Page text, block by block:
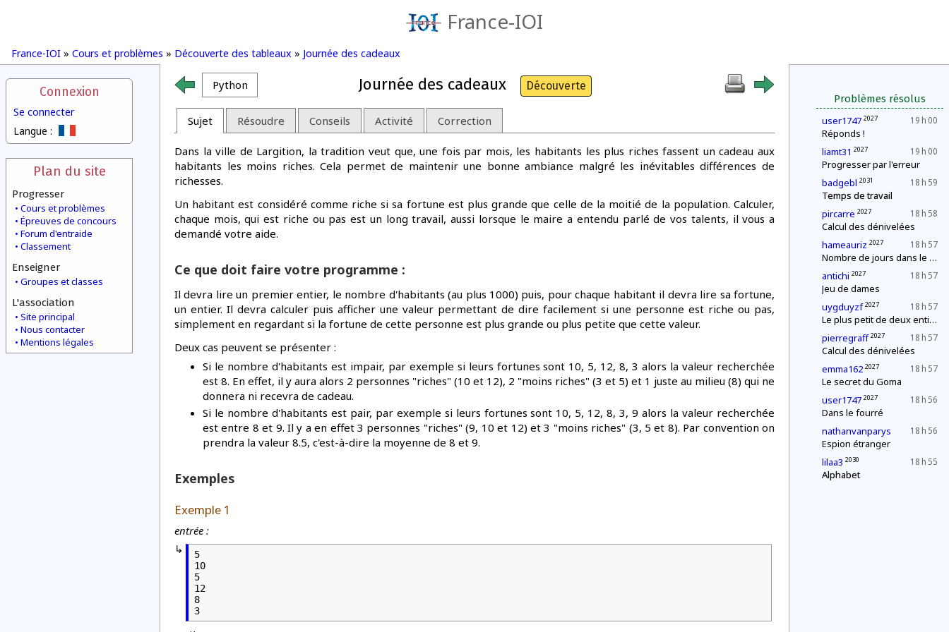
France-IOI
France-IOI » Cours et problèmes » Découverte des tableaux » Journée des cadeaux
Connexion
Se connecter
Langue :
Plan du site
Progresser
Cours et problèmes
Épreuves de concours
Forum d'entraide
Classement
Enseigner
Groupes et classes
L'association
Site principal
Nous contacter
Mentions légales
Problèmes résolus
19 h 00
user1747 2027
Réponds !
19 h 00
liamt31 2027
Progresser par l'erreur
18 h 59
badgebl 2031
Temps de travail
18 h 58
pircarre 2027
Calcul des dénivelées
18 h 57
hameauriz 2027
Nombre de jours dans le mois
18 h 57
antichi 2027
Jeu de dames
18 h 57
uygduyzf 2027
Le plus petit de deux entiers
18 h 57
pierregraff 2027
Calcul des dénivelées
18 h 57
emma162 2027
Le secret du Goma
18 h 56
user1747 2027
Dans le fourré
18 h 56
nathanvanparys
Espion étranger
18 h 55
lilaa3 2030
Alphabet
Python Journée des cadeaux Découverte
Sujet Résoudre Conseils Activité Correction
Dans la ville de Largition, la tradition veut que, une fois par mois, les habitants les plus riches fassent un cadeau aux
habitants les moins riches. Cela permet de maintenir une bonne ambiance malgré les inévitables différences de
richesses.
Un habitant est considéré comme riche si sa fortune est plus grande que celle de la moitié de la population. Calculer,
chaque mois, qui est riche ou pas est un long travail, aussi lorsque le maire a entendu parlé de vos talents, il vous a
demandé votre aide.
Ce que doit faire votre programme :
Il devra lire un premier entier, le nombre d'habitants (au plus 1000) puis, pour chaque habitant il devra lire sa fortune,
un entier. Il devra calculer puis afficher une valeur permettant de dire facilement si une personne est riche ou pas,
simplement en regardant si la fortune de cette personne est plus grande ou plus petite que cette valeur.
Deux cas peuvent se présenter :
Si le nombre d'habitants est impair, par exemple si leurs fortunes sont 10, 5, 12, 8, 3 alors la valeur recherchée
est 8. En effet, il y aura alors 2 personnes "riches" (10 et 12), 2 "moins riches" (3 et 5) et 1 juste au milieu (8) qui ne
donnera ni recevra de cadeau.
Si le nombre d'habitants est pair, par exemple si leurs fortunes sont 10, 5, 12, 8, 3, 9 alors la valeur recherchée
est entre 8 et 9. Il y a en effet 3 personnes "riches" (9, 10 et 12) et 3 "moins riches" (3, 5 et 8). Par convention on
prendra la valeur 8.5, c'est-à-dire la moyenne de 8 et 9.
Exemples
Exemple 1
entrée :
5
10
5
12
8
3